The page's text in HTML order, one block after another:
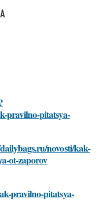
pravilno-pitatsya-
novosti/kak-
ot-zaporov
pravilno-pitatsya-